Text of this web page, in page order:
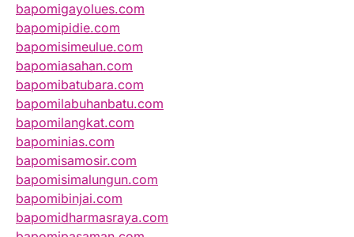
bapomigayolues.com
bapomipidie.com
bapomisimeulue.com
bapomiasahan.com
bapomibatubara.com
bapomilabuhanbatu.com
bapomilangkat.com
bapominias.com
bapomisamosir.com
bapomisimalungun.com
bapomibinjai.com
bapomidharmasraya.com